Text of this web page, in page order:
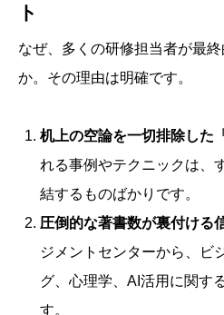
ト
なぜ、多くの研修担当者が最
か。その理由は明確です。
机上の空論を一切排除した
れる事例やテクニックは、
結するものばかりです。
圧倒的な著書数が裏付ける
ジメントセンターから、ビ
グ、心理学、AI活用に関す
す。